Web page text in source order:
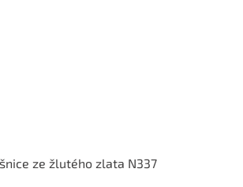
ze žlutého zlata N337